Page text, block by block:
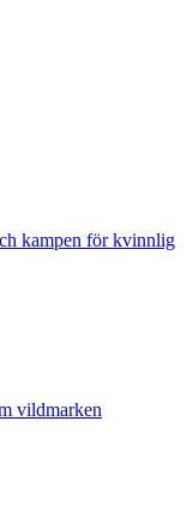
kampen för kvinnlig
vildmarken